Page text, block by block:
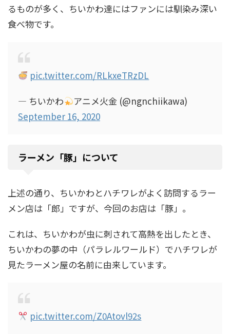
るものが多く、ちいかわ達にはファンには馴染み深い
食べ物です。
pic.twitter.com/RLkxeTRzDL
— ちいかわ
アニメ火金 (@ngnchiikawa)
September 16, 2020
ラーメン「豚」について
上述の通り、ちいかわとハチワレがよく訪問するラー
メン店は「郎」ですが、今回のお店は「豚」。
これは、ちいかわが虫に刺されて高熱を出したとき、
ちいかわの夢の中（パラレルワールド）でハチワレが
見たラーメン屋の名前に由来しています。
pic.twitter.com/Z0Atovl92s